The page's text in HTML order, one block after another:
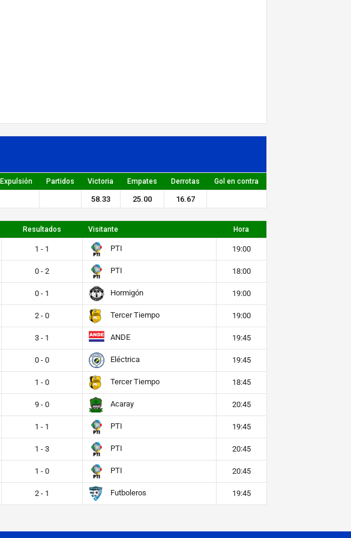
Expulsión Partidos Victoria Empates Derrotas Gol en contra
58.33 25.00 16.67
Resultados Visitante Hora
1 - 1 PTI 19:00
0 - 2 PTI 18:00
0 - 1 Hormigón 19:00
2 - 0 Tercer Tiempo 19:00
3 - 1 ANDE 19:45
0 - 0 Eléctrica 19:45
1 - 0 Tercer Tiempo 18:45
9 - 0 Acaray 20:45
1 - 1 PTI 19:45
1 - 3 PTI 20:45
1 - 0 PTI 20:45
2 - 1 Futboleros 19:45